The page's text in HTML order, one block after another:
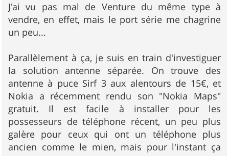
J'ai vu pas mal de Venture du même type à
vendre, en effet, mais le port série me chagrine
un peu...
Parallèlement à ça, je suis en train d'investiguer
la solution antenne séparée. On trouve des
antenne à puce Sirf 3 aux alentours de 15€, et
Nokia a récemment rendu son "Nokia Maps"
gratuit. Il est facile à installer pour les
possesseurs de téléphone récent, un peu plus
galère pour ceux qui ont un téléphone plus
ancien comme le mien, mais pour l'instant ça